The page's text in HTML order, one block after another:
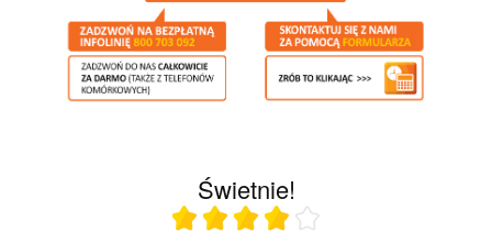
Świetnie!
Ocena średnia 4 na 5